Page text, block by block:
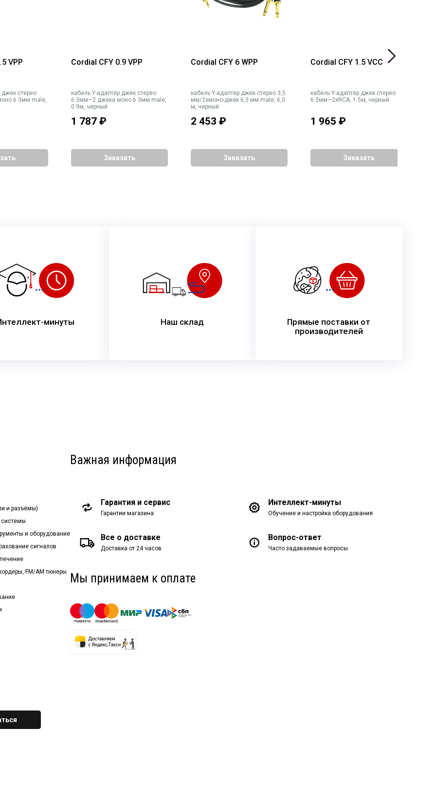
VPP
джек стерео
6.3мм male,
Cordial CFY 0.9 VPP
кабель Y-адаптер джек стерео
6.3мм—2 джека моно 6.3мм male,
0.9м, черный
1 787 ₽
Заказать
Cordial CFY 6 WPP
кабель Y-адаптер джек стерео 3,5
мм/2xмоно-джек 6,3 мм male, 6,0
м, черный
2 453 ₽
Заказать
Cordial CFY 1.5 VCC
кабель Y-адаптер джек стерео
6.3мм—2xRCA, 1.5м, черный
1 965 ₽
Заказать
минуты Наш склад
Прямые поставки от
производителей
и разъёмы)
и оборудование
сигналов
FM/AM тюнеры
Важная информация
Гарантия и сервис
Гарантии магазина
Интеллект-минуты
Обучение и настройка оборудования
Все о доставке
Доставка от 24 часов
Вопрос-ответ
Часто задаваемые вопросы
Мы принимаем к оплате